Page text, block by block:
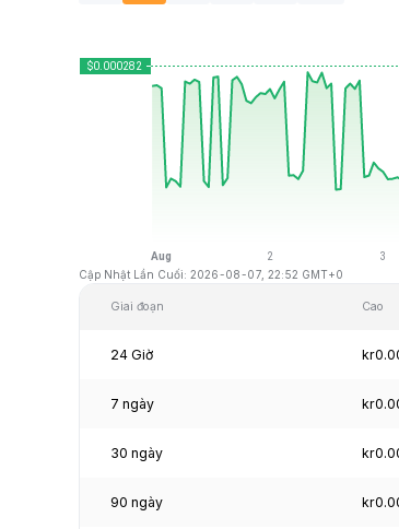
Cập Nhật Lần Cuối: 2026-08-07, 22:52 GMT+0
Giai đoạn Cao
24 Giờ
7 ngày
30 ngày
90 ngày